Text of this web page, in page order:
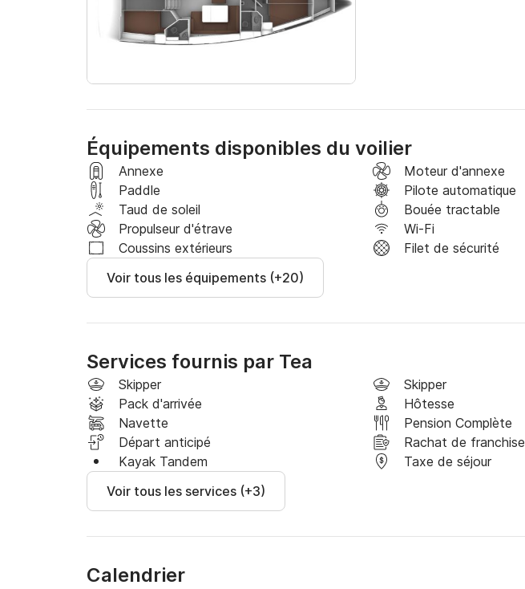
Équipements disponibles du voilier
Annexe
Moteur d'annexe
Paddle
Pilote automatique
Taud de soleil
Bouée tractable
Propulseur d'étrave
Wi-Fi
Coussins extérieurs
Filet de sécurité
Voir tous les équipements (+20)
Services fournis par Tea
Skipper
Skipper
Pack d'arrivée
Hôtesse
Navette
Pension Complète
Départ anticipé
Rachat de franchise
Kayak Tandem
Taxe de séjour
Voir tous les services (+3)
Calendrier